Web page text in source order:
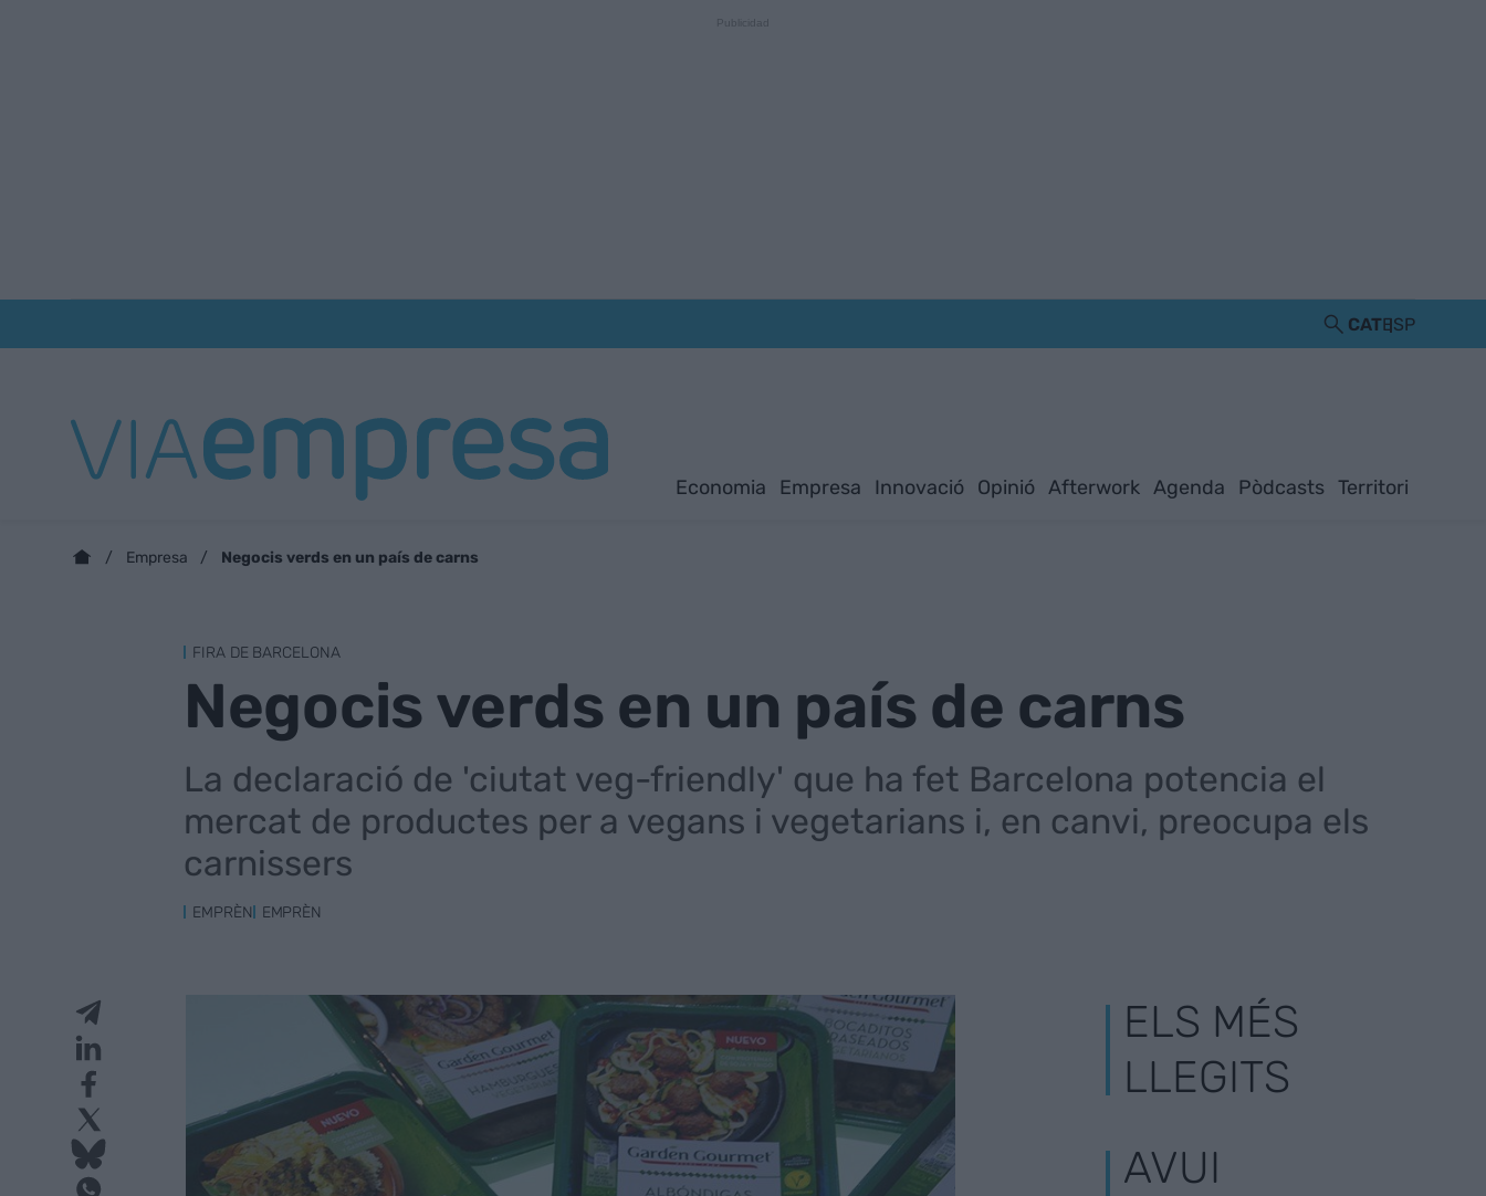
CATESP
Economia Empresa Innovació Opinió Afterwork Agenda Pòdcasts Territori
Empresa Negocis verds en un país de carns
FIRA DE BARCELONA
Negocis verds en un país de carns
La declaració de 'ciutat veg-friendly' que ha fet Barcelona potencia el
mercat de productes per a vegans i vegetarians i, en canvi, preocupa els
carnissers
EMPRÈN EMPRÈN
ELS MÉS
LLEGITS
AVUI